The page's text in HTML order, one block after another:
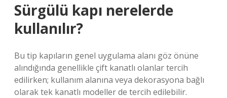
Sürgülü kapı nerelerde
kullanılır?
Bu tip kapıların genel uygulama alanı göz önüne
alındığında genellikle çift kanatlı olanlar tercih
edilirken; kullanım alanına veya dekorasyona bağlı
olarak tek kanatlı modeller de tercih edilebilir.